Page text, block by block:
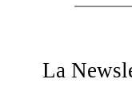
La